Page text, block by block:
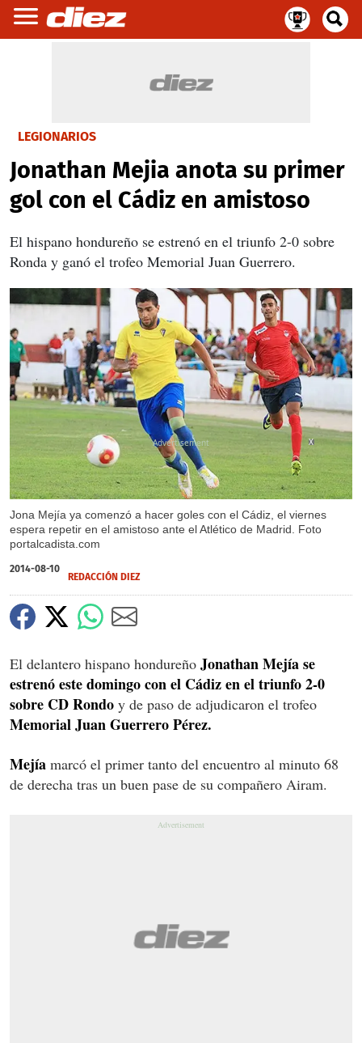
LEGIONARIOS
Jonathan Mejia anota su primer
gol con el Cádiz en amistoso
El hispano hondureño se estrenó en el triunfo 2-0 sobre
Ronda y ganó el trofeo Memorial Juan Guerrero.
Jona Mejía ya comenzó a hacer goles con el Cádiz, el viernes
espera repetir en el amistoso ante el Atlético de Madrid. Foto
portalcadista.com
X
2014-08-10
REDACCIÓN DIEZ
El delantero hispano hondureño Jonathan Mejía se
estrenó este domingo con el Cádiz en el triunfo 2-0
sobre CD Rondo y de paso de adjudicaron el trofeo
Memorial Juan Guerrero Pérez.
Mejía marcó el primer tanto del encuentro al minuto 68
de derecha tras un buen pase de su compañero Airam.